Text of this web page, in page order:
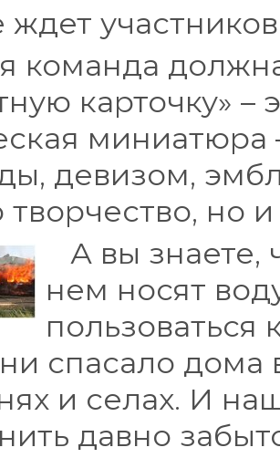
команда
карточку» –
миниатюра
девизом,
творчество,
А вы знаете,
нем носят
спасало дома
и селах. И
давно